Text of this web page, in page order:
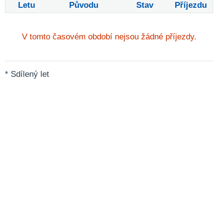
Letu Původu Stav Příjezdu
V tomto časovém období nejsou žádné příjezdy.
* Sdílený let